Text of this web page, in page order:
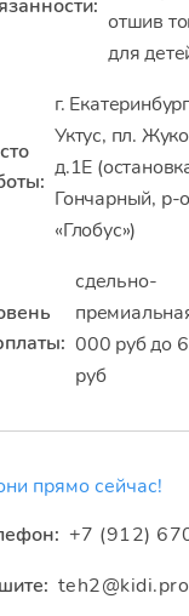
отшив
для
г.
Уктус, пл.
д.1Е
Гончарный, р-
«Глобус»)
сдельно-
000 руб до
руб
прямо сейчас!
+7 (912)
teh2@kidi.pro